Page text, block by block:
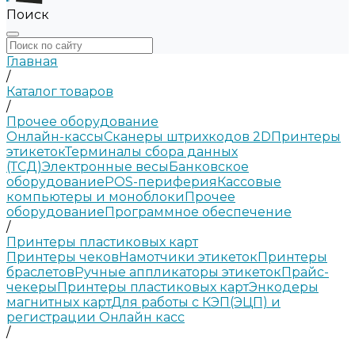
Поиск
Главная
/
Каталог товаров
/
Прочее оборудование
Онлайн-кассыСканеры штрихкодов 2DПринтеры
этикетокТерминалы сбора данных
(ТСД)Электронные весыБанковское
оборудованиеPOS-периферияКассовые
компьютеры и моноблокиПрочее
оборудованиеПрограммное обеспечение
/
Принтеры пластиковых карт
Принтеры чековНамотчики этикетокПринтеры
браслетовРучные аппликаторы этикетокПрайс-
чекерыПринтеры пластиковых картЭнкодеры
магнитных картДля работы с КЭП(ЭЦП) и
регистрации Онлайн касс
/